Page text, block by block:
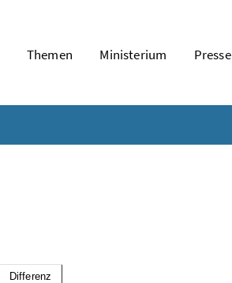
Themen Ministerium Presse
Differenz